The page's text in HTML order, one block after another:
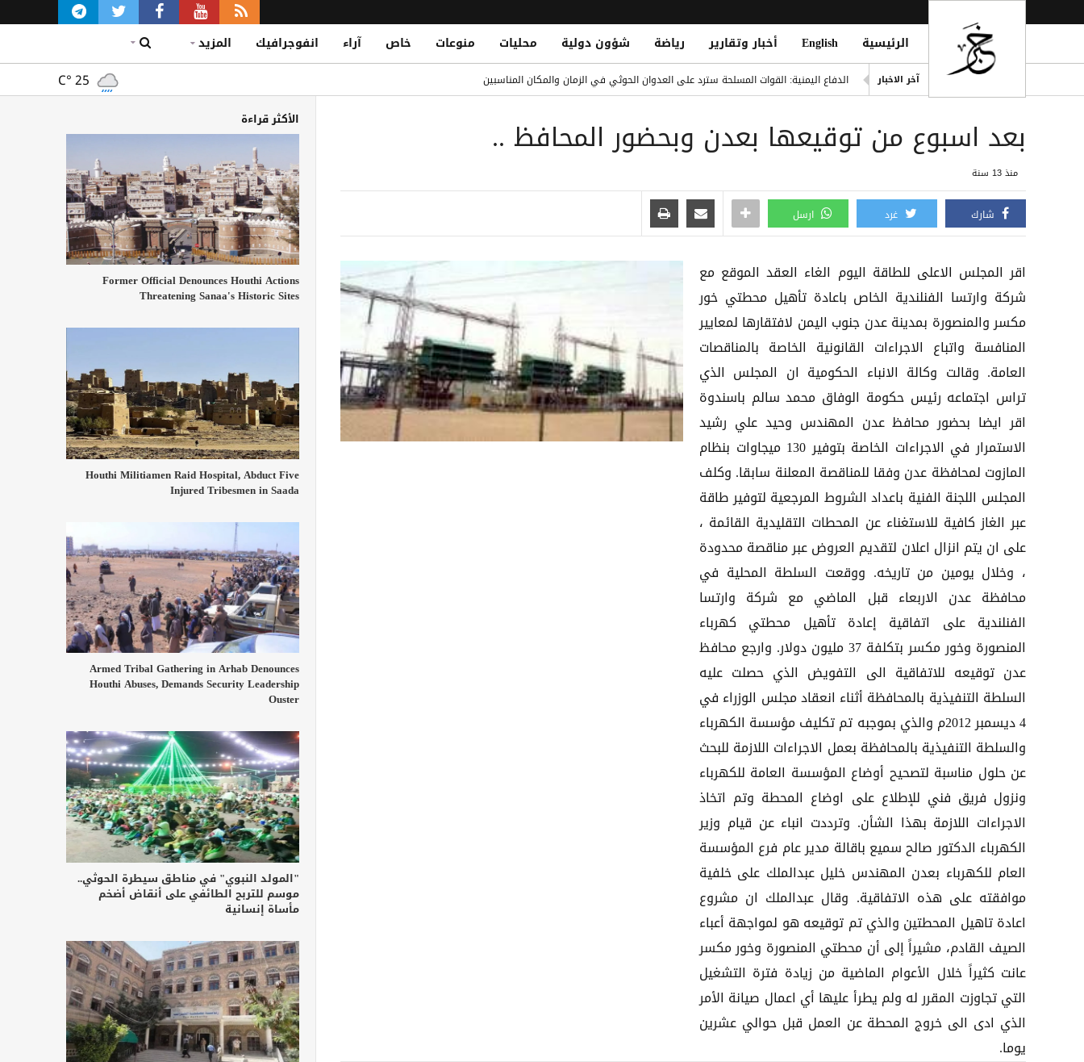
الرئيسية English أخبار وتقارير رياضة شؤون دولية محليات منوعات خاص آراء انفوجرافيك المزيد
آخر الاخبار
الدفاع اليمنية: القوات المسلحة سترد على العدوان الحوثي في الزمان والمكان المناسبين
من مأرب إلى الممرات البحرية.. تصعيد حوثي دموي يختبر جاهزية الحكومة اليمنية
قتيل و5 جرحى بانفجار دراجة نارية في مدينة بيحان بشبوة
C° 25
بعد اسبوع من توقيعها بعدن وبحضور المحافظ ..
منذ 13 سنة
شارك غرد ارسل
اقر المجلس الاعلى للطاقة اليوم الغاء العقد الموقع مع
شركة وارتسا الفنلندية الخاص باعادة تأهيل محطتي خور
مكسر والمنصورة بمدينة عدن جنوب اليمن لافتقارها لمعايير
المنافسة واتباع الاجراءات القانونية الخاصة بالمناقصات
العامة. وقالت وكالة الانباء الحكومية ان المجلس الذي
تراس اجتماعه رئيس حكومة الوفاق محمد سالم باسندوة
اقر ايضا بحضور محافظ عدن المهندس وحيد علي رشيد
الاستمرار في الاجراءات الخاصة بتوفير 130 ميجاوات بنظام
المازوت لمحافظة عدن وفقا للمناقصة المعلنة سابقا. وكلف
المجلس اللجنة الفنية باعداد الشروط المرجعية لتوفير طاقة
عبر الغاز كافية للاستغناء عن المحطات التقليدية القائمة ،
على ان يتم انزال اعلان لتقديم العروض عبر مناقصة محدودة
، وخلال يومين من تاريخه. ووقعت السلطة المحلية في
محافظة عدن الاربعاء قبل الماضي مع شركة وارتسا
الفنلندية على اتفاقية إعادة تأهيل محطتي كهرباء
المنصورة وخور مكسر بتكلفة 37 مليون دولار. وارجع محافظ
عدن توقيعه للاتفاقية الى التفويض الذي حصلت عليه
السلطة التنفيذية بالمحافظة أثناء انعقاد مجلس الوزراء في
4 ديسمبر 2012م والذي بموجبه تم تكليف مؤسسة الكهرباء
والسلطة التنفيذية بالمحافظة بعمل الاجراءات اللازمة للبحث
عن حلول مناسبة لتصحيح أوضاع المؤسسة العامة للكهرباء
ونزول فريق فني للإطلاع على اوضاع المحطة وتم اتخاذ
الاجراءات اللازمة بهذا الشأن. وترددت انباء عن قيام وزير
الكهرباء الدكتور صالح سميع باقالة مدير عام فرع المؤسسة
العام للكهرباء بعدن المهندس خليل عبدالملك على خلفية
موافقته على هذه الاتفاقية. وقال عبدالملك ان مشروع
اعادة تاهيل المحطتين والذي تم توقيعه هو لمواجهة أعباء
الصيف القادم، مشيراً إلى أن محطتي المنصورة وخور مكسر
عانت كثيراً خلال الأعوام الماضية من زيادة فترة التشغيل
التي تجاوزت المقرر له ولم يطرأ عليها أي اعمال صيانة الأمر
الذي ادى الى خروج المحطة عن العمل قبل حوالي عشرين
يوما.
الأكثر قراءة
Former Official Denounces Houthi Actions
Threatening Sanaa's Historic Sites
Houthi Militiamen Raid Hospital, Abduct Five
Injured Tribesmen in Saada
Armed Tribal Gathering in Arhab Denounces
Houthi Abuses, Demands Security Leadership
Ouster
"المولد النبوي" في مناطق سيطرة الحوثي..
موسم للتربح الطائفي على أنقاض أضخم
مأساة إنسانية